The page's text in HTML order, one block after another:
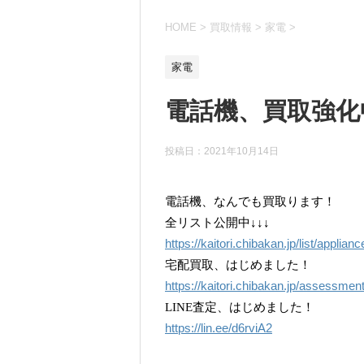
HOME > 買取情報 > 家電 >
家電
電話機、買取強化
投稿日： 2021年10月14日
電話機、なんでも買取ります！
全リスト公開中↓↓↓
https://kaitori.chibakan.jp/list/
宅配買取、はじめました！
https://kaitori.chibakan.jp/
LINE査定、はじめました！
https://lin.ee/d6rviA2